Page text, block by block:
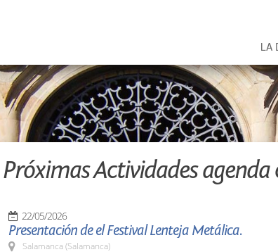
LA
Próximas Actividades
22/05/2026
Presentación de el Festival Lenteja Metálica.
Salamanca (Salamanca)